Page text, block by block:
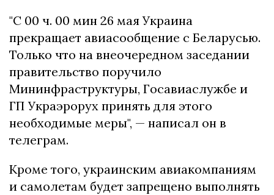
"С 00 ч. 00 мин 26 мая Украина
прекращает авиасообщение с Беларусью.
Только что на внеочередном заседании
правительство поручило
Мининфраструктуры, Госавиаслужбе и
ГП Украэрорух принять для этого
необходимые меры", — написал он в
телеграм.
Кроме того, украинским авиакомпаниям
и самолетам будет запрещено выполнять